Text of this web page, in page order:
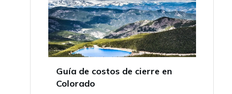
Guía de costos de cierre en
Colorado